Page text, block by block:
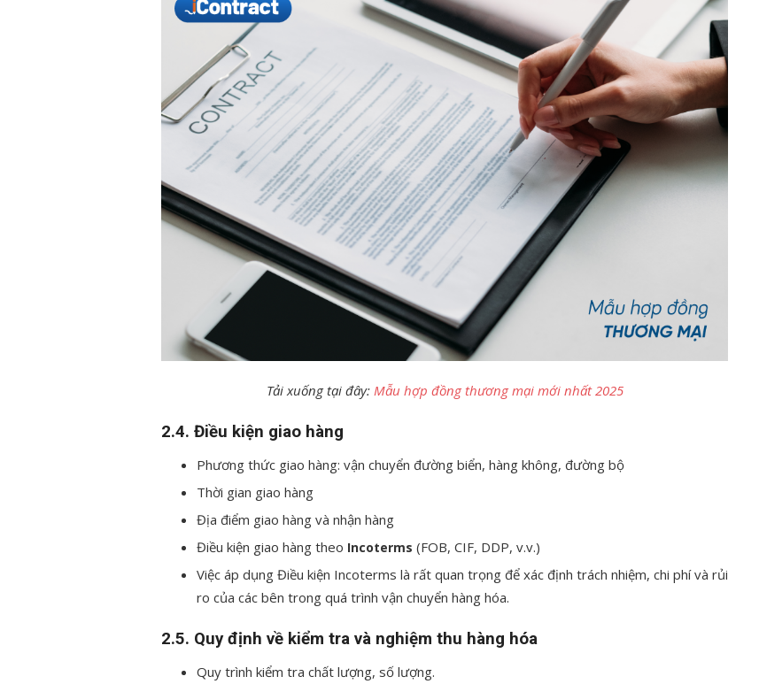
Tải xuống tại đây: Mẫu hợp đồng thương mại mới nhất 2025
2.4. Điều kiện giao hàng
Phương thức giao hàng: vận chuyển đường biển, hàng không, đường bộ
Thời gian giao hàng
Địa điểm giao hàng và nhận hàng
Điều kiện giao hàng theo Incoterms (FOB, CIF, DDP, v.v.)
Việc áp dụng Điều kiện Incoterms là rất quan trọng để xác định trách nhiệm, chi phí và rủi
ro của các bên trong quá trình vận chuyển hàng hóa.
2.5. Quy định về kiểm tra và nghiệm thu hàng hóa
Quy trình kiểm tra chất lượng, số lượng.